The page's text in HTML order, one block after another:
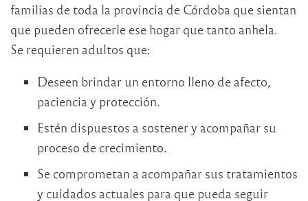
familias de toda la provincia de Córdoba que sientan
que pueden ofrecerle ese hogar que tanto anhela.
Se requieren adultos que:
Deseen brindar un entorno lleno de afecto,
paciencia y protección.
Estén dispuestos a sostener y acompañar su
proceso de crecimiento.
Se comprometan a acompañar sus tratamientos
y cuidados actuales para que pueda seguir